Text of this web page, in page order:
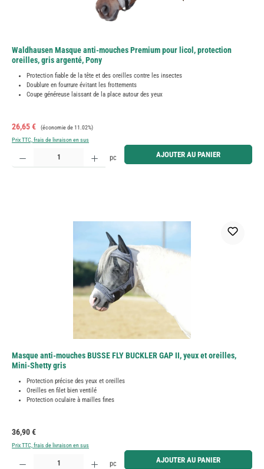
Waldhausen Masque anti-mouches Premium pour licol, protection
oreilles, gris argenté, Pony
Protection fiable de la tête et des oreilles contre les insectes
Doublure en fourrure évitant les frottements
Coupe généreuse laissant de la place autour des yeux
Prix de vente :
26,65 € Prix régulier :
(économie de 11.02%)
Prix TTC, frais de livraison en sus
Quantité de produit : Entrez la quantité souhaitée ou utilisez les boutons pour augmenter ou
pc AJOUTER AU PANIER
Masque anti-mouches BUSSE FLY BUCKLER GAP II, yeux et oreilles,
Mini-Shetty gris
Protection précise des yeux et oreilles
Oreilles en filet bien ventilé
Protection oculaire à mailles fines
Prix régulier :
36,90 €
Prix TTC, frais de livraison en sus
Quantité de produit : Entrez la quantité souhaitée ou utilisez les boutons pour augmenter ou
pc AJOUTER AU PANIER